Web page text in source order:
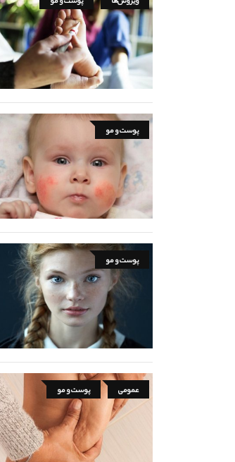
پوست و مو
پوست و مو
عمومی پوست و مو